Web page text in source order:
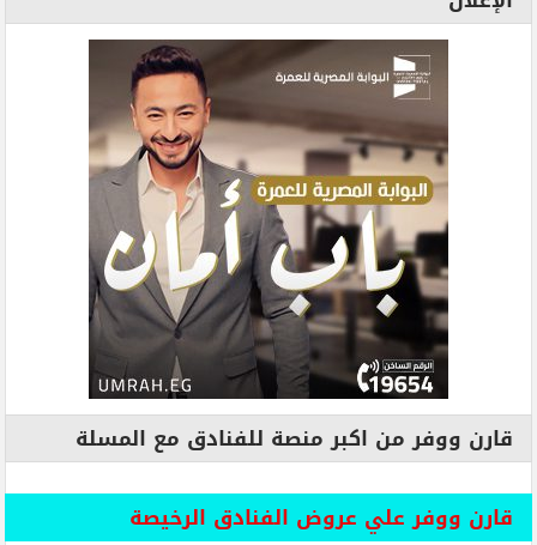
قارن ووفر من اكبر منصة للفنادق مع المسلة
قارن ووفر علي عروض الفنادق الرخيصة